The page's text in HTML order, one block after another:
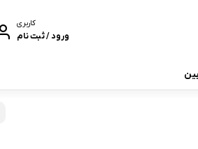
کاربری
ورود / ثبت نام